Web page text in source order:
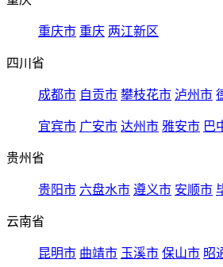
重庆市 重庆 两江新区
四川省
成都市 自贡市 攀枝花市 泸州市
宜宾市 广安市 达州市 雅安市 巴
贵州省
贵阳市 六盘水市 遵义市 安顺市
云南省
昆明市 曲靖市 玉溪市 保山市 昭